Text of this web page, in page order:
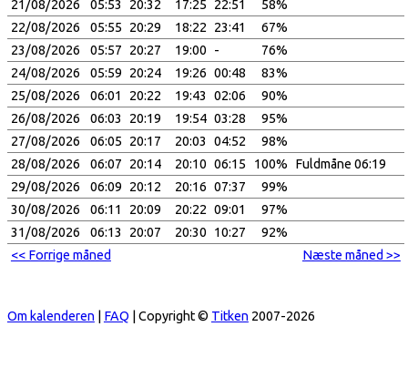
21/08/2026
05:53 20:32 17:25 22:51
58%
22/08/2026
05:55 20:29 18:22 23:41
67%
23/08/2026
05:57 20:27 19:00 -
76%
24/08/2026
05:59 20:24 19:26 00:48
83%
25/08/2026
06:01 20:22 19:43 02:06
90%
26/08/2026
06:03 20:19 19:54 03:28
95%
27/08/2026
06:05 20:17 20:03 04:52
98%
28/08/2026
06:07 20:14 20:10 06:15 100%
Fuldmåne 06:19
29/08/2026
06:09 20:12 20:16 07:37
99%
30/08/2026
06:11 20:09 20:22 09:01
97%
31/08/2026
06:13 20:07 20:30 10:27
92%
<< Forrige måned
Næste måned >>
Om kalenderen| FAQ | Copyright © Titken2007-2026